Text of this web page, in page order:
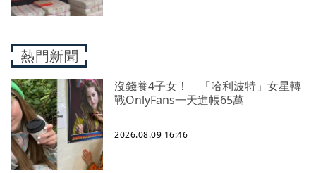
熱門新聞
沒錢養4子女！ 「哈利波特」女星轉
戰OnlyFans一天進帳65萬
2026.08.09 16:46